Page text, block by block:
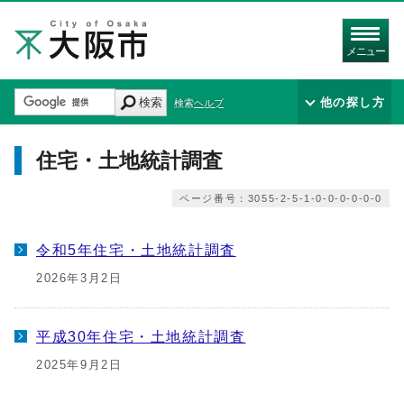
メニュー
検索 検索ヘルプ 他の探し方
住宅・土地統計調査
ページ番号：3055-2-5-1-0-0-0-0-0-0
令和5年住宅・土地統計調査
2026年3月2日
平成30年住宅・土地統計調査
2025年9月2日